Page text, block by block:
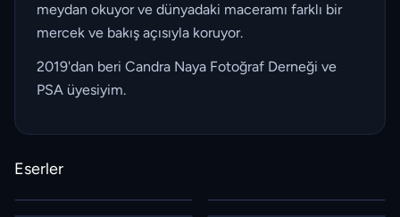
meydan okuyor ve dünyadaki maceramı farklı bir
mercek ve bakış açısıyla koruyor.
2019'dan beri Candra Naya Fotoğraf Derneği ve
PSA üyesiyim.
Eserler